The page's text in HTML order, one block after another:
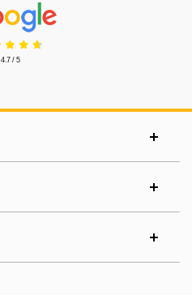
Prisjakt Anmeldelser: 4.7 Stjerne
4.7 / 5